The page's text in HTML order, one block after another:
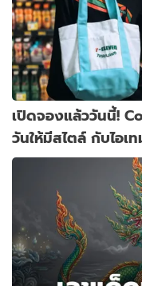
เปิดจองแล้ววันนี้!
วันให้มีสไตล์ กับไอ